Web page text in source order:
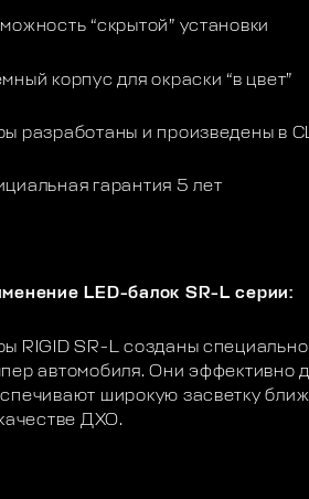
“скрытой” установки
корпус для окраски “в цвет”
разработаны и произведены в
гарантия 5 лет
LED-балок SR-L серии:
RIGID SR-L созданы специально
автомобиля. Они эффективно
широкую засветку
ДХО.